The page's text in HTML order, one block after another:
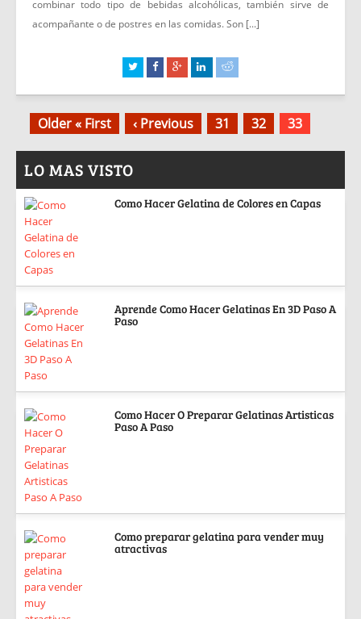
combinar todo tipo de bebidas alcohólicas, también sirve de
acompañante o de postres en las comidas. Son [...]
Older « First ‹ Previous 31 32 33
LO MAS VISTO
Como Hacer Gelatina de Colores en Capas
Aprende Como Hacer Gelatinas En 3D Paso A
Paso
Como Hacer O Preparar Gelatinas Artisticas
Paso A Paso
Como preparar gelatina para vender muy
atractivas